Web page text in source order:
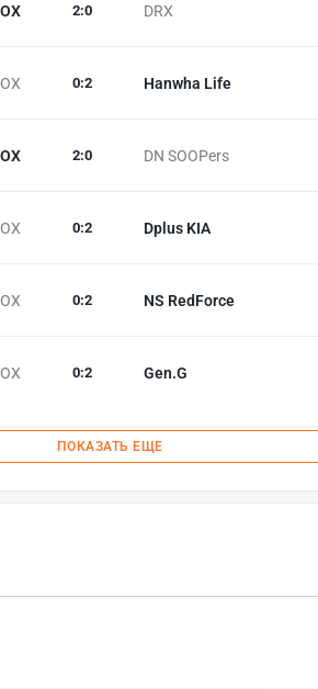
DRX
2:0
Hanwha Life
0:2
DN SOOPers
2:0
Dplus KIA
0:2
NS RedForce
0:2
Gen.G
0:2
ПОКАЗАТЬ ЕЩЕ